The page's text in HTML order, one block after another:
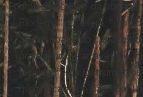
uma sociedade da
moderna". Ou seja, "o
as pessoas são capazes
protegendo – através de
técnicas e os
quantificados e não